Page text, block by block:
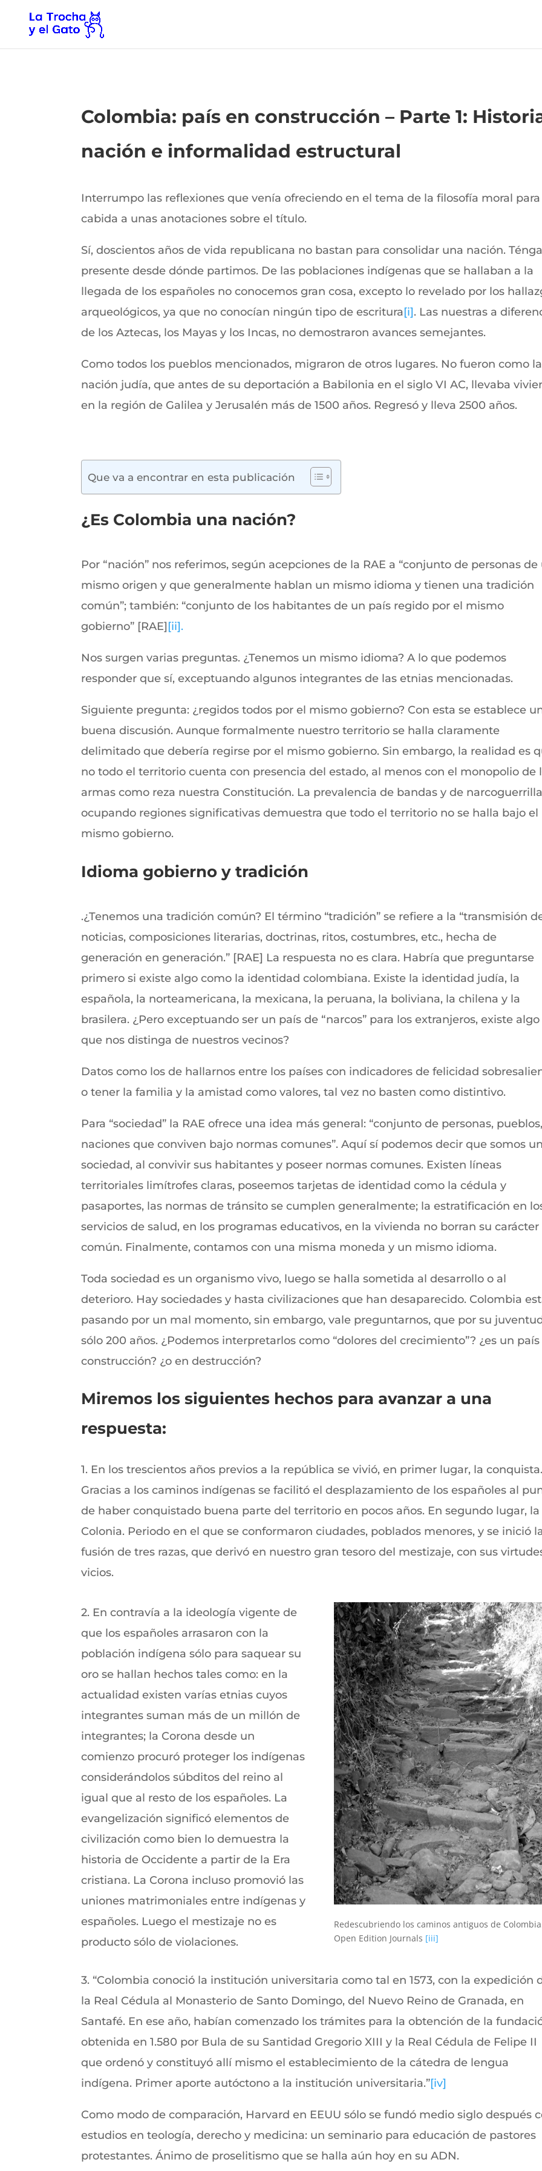
Colombia: país en construcción – Parte 1:
nación e informalidad estructural
Interrumpo las reflexiones que venía ofreciendo en el tema de la filosofía moral
cabida a unas anotaciones sobre el título.
Sí, doscientos años de vida republicana no bastan para consolidar una nación.
presente desde dónde partimos. De las poblaciones indígenas que se hallaban a la
llegada de los españoles no conocemos gran cosa, excepto lo revelado por los
arqueológicos, ya que no conocían ningún tipo de escritura[i]. Las nuestras a
de los Aztecas, los Mayas y los Incas, no demostraron avances semejantes.
Como todos los pueblos mencionados, migraron de otros lugares. No fueron como la
nación judía, que antes de su deportación a Babilonia en el siglo VI AC, llevaba
en la región de Galilea y Jerusalén más de 1500 años. Regresó y lleva 2500 años.
Que va a encontrar en esta publicación
¿Es Colombia una nación?
Por “nación” nos referimos, según acepciones de la RAE a “conjunto de personas de
mismo origen y que generalmente hablan un mismo idioma y tienen una tradición
común”; también: “conjunto de los habitantes de un país regido por el mismo
gobierno” [RAE][ii].
Nos surgen varias preguntas. ¿Tenemos un mismo idioma? A lo que podemos
responder que sí, exceptuando algunos integrantes de las etnias mencionadas.
Siguiente pregunta: ¿regidos todos por el mismo gobierno? Con esta se establece
buena discusión. Aunque formalmente nuestro territorio se halla claramente
delimitado que debería regirse por el mismo gobierno. Sin embargo, la realidad es
no todo el territorio cuenta con presencia del estado, al menos con el monopolio de
armas como reza nuestra Constitución. La prevalencia de bandas y de narcoguerrilla
ocupando regiones significativas demuestra que todo el territorio no se halla bajo el
mismo gobierno.
Idioma gobierno y tradición
.¿Tenemos una tradición común? El término “tradición” se refiere a la “transmisión
noticias, composiciones literarias, doctrinas, ritos, costumbres, etc., hecha de
generación en generación.” [RAE] La respuesta no es clara. Habría que preguntarse
primero si existe algo como la identidad colombiana. Existe la identidad judía, la
española, la norteamericana, la mexicana, la peruana, la boliviana, la chilena y la
brasilera. ¿Pero exceptuando ser un país de “narcos” para los extranjeros, existe algo
que nos distinga de nuestros vecinos?
Datos como los de hallarnos entre los países con indicadores de felicidad
o tener la familia y la amistad como valores, tal vez no basten como distintivo.
Para “sociedad” la RAE ofrece una idea más general: “conjunto de personas, pueblos,
naciones que conviven bajo normas comunes”. Aquí sí podemos decir que somos
sociedad, al convivir sus habitantes y poseer normas comunes. Existen líneas
territoriales limítrofes claras, poseemos tarjetas de identidad como la cédula y
pasaportes, las normas de tránsito se cumplen generalmente; la estratificación en
servicios de salud, en los programas educativos, en la vivienda no borran su carácter
común. Finalmente, contamos con una misma moneda y un mismo idioma.
Toda sociedad es un organismo vivo, luego se halla sometida al desarrollo o al
deterioro. Hay sociedades y hasta civilizaciones que han desaparecido. Colombia
pasando por un mal momento, sin embargo, vale preguntarnos, que por su
sólo 200 años. ¿Podemos interpretarlos como “dolores del crecimiento”? ¿es un país
construcción? ¿o en destrucción?
Miremos los siguientes hechos para avanzar a una
respuesta:
1. En los trescientos años previos a la república se vivió, en primer lugar, la conquista.
Gracias a los caminos indígenas se facilitó el desplazamiento de los españoles al
de haber conquistado buena parte del territorio en pocos años. En segundo lugar, la
Colonia. Periodo en el que se conformaron ciudades, poblados menores, y se inició
fusión de tres razas, que derivó en nuestro gran tesoro del mestizaje, con sus
vicios.
2. En contravía a la ideología vigente de
que los españoles arrasaron con la
población indígena sólo para saquear su
oro se hallan hechos tales como: en la
actualidad existen varías etnias cuyos
integrantes suman más de un millón de
integrantes; la Corona desde un
comienzo procuró proteger los indígenas
considerándolos súbditos del reino al
igual que al resto de los españoles. La
evangelización significó elementos de
civilización como bien lo demuestra la
historia de Occidente a partir de la Era
cristiana. La Corona incluso promovió las
uniones matrimoniales entre indígenas y
españoles. Luego el mestizaje no es
producto sólo de violaciones.
Redescubriendo los caminos antiguos de
Open Edition Journals [iii]
3. “Colombia conoció la institución universitaria como tal en 1573, con la expedición
la Real Cédula al Monasterio de Santo Domingo, del Nuevo Reino de Granada, en
Santafé. En ese año, habían comenzado los trámites para la obtención de la
obtenida en 1.580 por Bula de su Santidad Gregorio XIII y la Real Cédula de Felipe II
que ordenó y constituyó allí mismo el establecimiento de la cátedra de lengua
indígena. Primer aporte autóctono a la institución universitaria.”[iv]
Como modo de comparación, Harvard en EEUU sólo se fundó medio siglo después
estudios en teología, derecho y medicina: un seminario para educación de pastores
protestantes. Ánimo de proselitismo que se halla aún hoy en su ADN.